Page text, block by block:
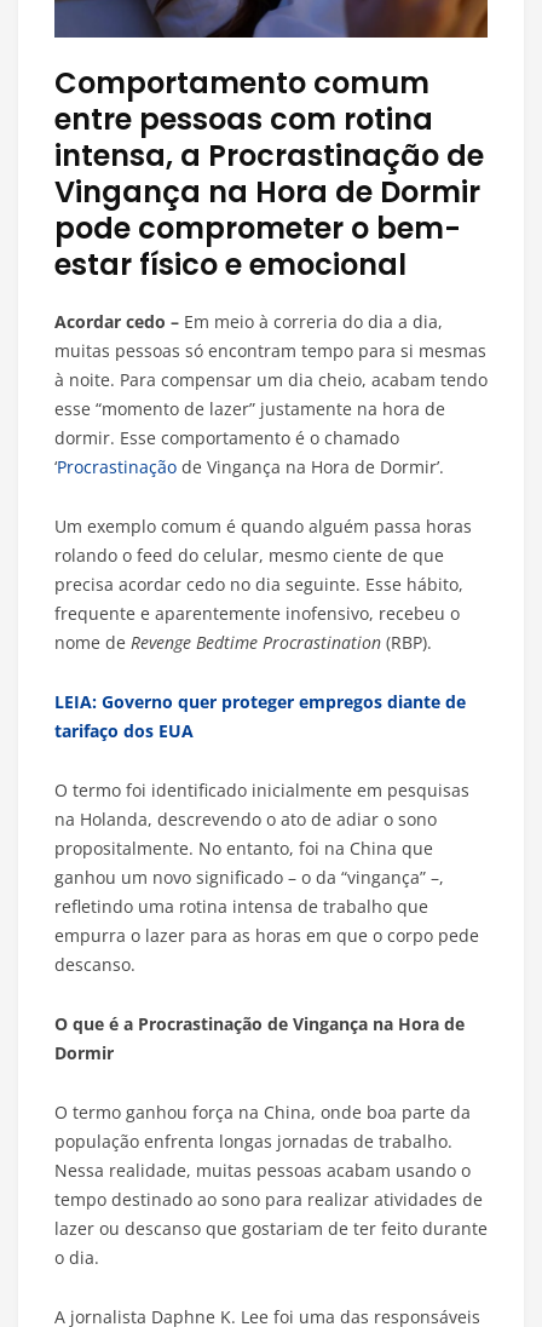
Comportamento comum
entre pessoas com rotina
intensa, a Procrastinação de
Vingança na Hora de Dormir
pode comprometer o bem-
estar físico e emocional
Acordar cedo – Em meio à correria do dia a dia,
muitas pessoas só encontram tempo para si mesmas
à noite. Para compensar um dia cheio, acabam tendo
esse “momento de lazer” justamente na hora de
dormir. Esse comportamento é o chamado
‘Procrastinação de Vingança na Hora de Dormir’.
Um exemplo comum é quando alguém passa horas
rolando o feed do celular, mesmo ciente de que
precisa acordar cedo no dia seguinte. Esse hábito,
frequente e aparentemente inofensivo, recebeu o
nome de Revenge Bedtime Procrastination (RBP).
LEIA: Governo quer proteger empregos diante de
tarifaço dos EUA
O termo foi identificado inicialmente em pesquisas
na Holanda, descrevendo o ato de adiar o sono
propositalmente. No entanto, foi na China que
ganhou um novo significado – o da “vingança” –,
refletindo uma rotina intensa de trabalho que
empurra o lazer para as horas em que o corpo pede
descanso.
O que é a Procrastinação de Vingança na Hora de
Dormir
O termo ganhou força na China, onde boa parte da
população enfrenta longas jornadas de trabalho.
Nessa realidade, muitas pessoas acabam usando o
tempo destinado ao sono para realizar atividades de
lazer ou descanso que gostariam de ter feito durante
o dia.
A jornalista Daphne K. Lee foi uma das responsáveis